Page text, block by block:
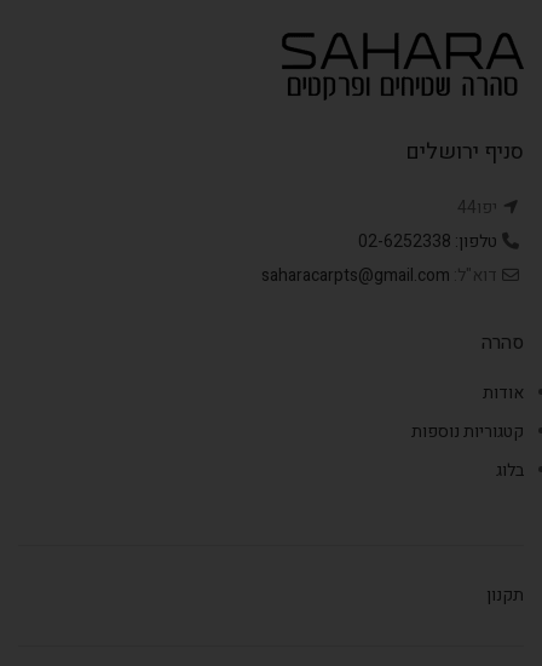
סניף ירושלים
יפו44
טלפון: 02-6252338
דוא"ל: saharacarpts@gmail.com
סהרה
אודות
קטגוריות נוספות
בלוג
תקנון